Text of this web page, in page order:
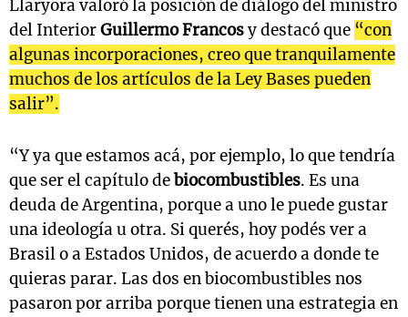
Llaryora valoró la posición de diálogo del ministro
del InteriorGuillermo Francosy destacó que “con
algunas incorporaciones, creo que tranquilamente
muchos de los artículos de la Ley Bases pueden
salir”.
“Y ya que estamos acá, por ejemplo, lo que tendría
que ser el capítulo debiocombustibles. Es una
deuda de Argentina, porque a uno le puede gustar
una ideología u otra. Si querés, hoy podés ver a
Brasil o a Estados Unidos, de acuerdo a donde te
quieras parar. Las dos en biocombustibles nos
pasaron por arriba porque tienen una estrategia en